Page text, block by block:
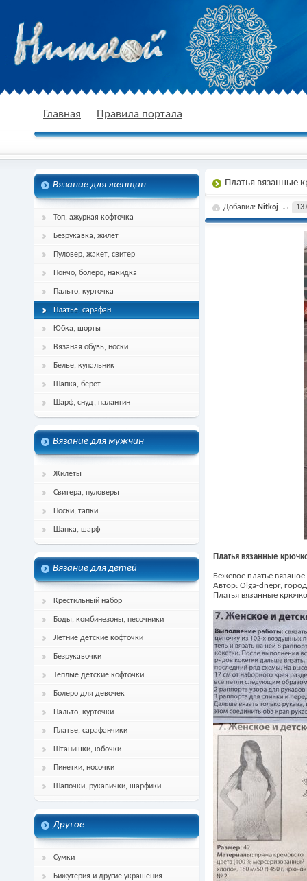
спицами, схема и описание
Главная Правила портала
Вязание для женщин
Топ, ажурная кофточка
Безрукавка, жилет
Пуловер, жакет, свитер
Пончо, болеро, накидка
Пальто, курточка
Платье, сарафан
Юбка, шорты
Вязаная обувь, носки
Белье, купальник
Шапка, берет
Шарф, снуд, палантин
Вязание для мужчин
Жилеты
Свитера, пуловеры
Носки, тапки
Шапка, шарф
Вязание для детей
Крестильный набор
Боды, комбинезоны, песочники
Летние детские кофточки
Безрукавочки
Теплые детские кофточки
Болеро для девочек
Пальто, курточки
Платье, сарафанчики
Штанишки, юбочки
Пинетки, носочки
Шапочки, рукавички, шарфики
Другое
Сумки
Бижутерия и другие украшения
Платья вязанные
Добавил: Nitkoj
Платья вязанные
Бежевое платье
Автор: Olga-dnepr,
Платья вязанные